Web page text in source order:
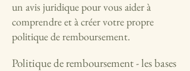
un avis juridique pour vous aider à
comprendre et à créer votre propre
politique de remboursement.
Politique de remboursement - les bases